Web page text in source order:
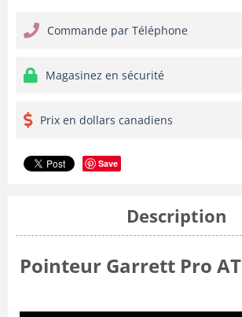
Commande par Téléphone
Magasinez en sécurité
Prix en dollars canadiens
Save
Description
Pointeur Garrett Pro AT